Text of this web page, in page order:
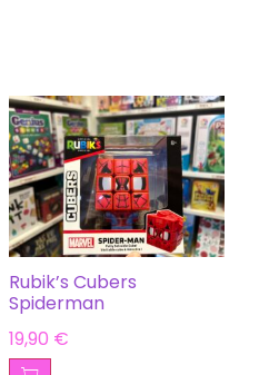
Rubik’s Cubers
Spiderman
19,90 €